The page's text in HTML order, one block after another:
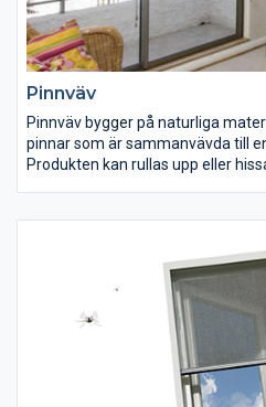
Pinnväv
Pinnväv bygger på naturliga
pinnar som är sammanvävda till
Produkten kan rullas upp eller
men eftersom det finns ett visst
ta upp försäljningen igen i
information på vår hemsida ifall
pinnväv produkter.